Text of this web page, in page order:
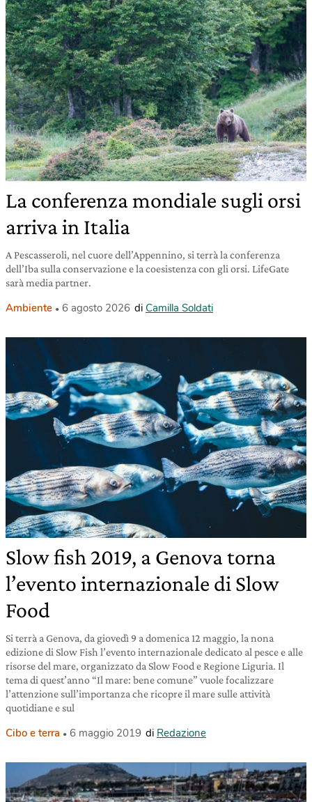
La conferenza mondiale sugli orsi
arriva in Italia
A Pescasseroli, nel cuore dell’Appennino, si terrà la conferenza
dell’Iba sulla conservazione e la coesistenza con gli orsi. LifeGate
sarà media partner.
Ambiente 6 agosto 2026 di Camilla Soldati
Slow fish 2019, a Genova torna
l’evento internazionale di Slow
Food
Si terrà a Genova, da giovedì 9 a domenica 12 maggio, la nona
edizione di Slow Fish l’evento internazionale dedicato al pesce e alle
risorse del mare, organizzato da Slow Food e Regione Liguria. Il
tema di quest’anno “Il mare: bene comune” vuole focalizzare
l’attenzione sull’importanza che ricopre il mare sulle attività
quotidiane e sul
Cibo e terra 6 maggio 2019 di Redazione